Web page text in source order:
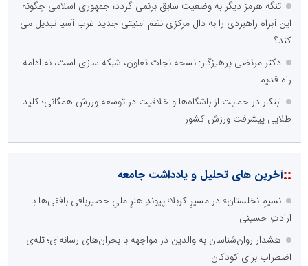
تنگه هرمز دیگر به وضعیت سابق برنمی گردد؛ جمهوری اسلامی چگونه
این آبراه راهبردی را به دال مرکزی نظم امنیتی جدید غرب آسیا تبدیل می
کند؟
دکتر مرتضی پرهیزگار: نسخه نجات تعاون، شبکه سازی است، نه ادامه
راه قدیم
ابتکار در حمایت از باشگاه‌ها و خلاقیت در توسعه ورزش همگانی؛ کلید
طلایی پیشرفت ورزش کشور
::آخرین های تحلیل و یادداشت جامعه
نسیمِ نخلستان» در مسیرِ کربلا؛ پیوندِ هنرِ ملیِ حصیربافی بافقی‌ها با
ارادتِ حسینی
هشدار روان‌شناسان به والدین در مواجهه با بحران‌های رسانه‌ای؛ تله‌ی
اضطراب برای کودکان